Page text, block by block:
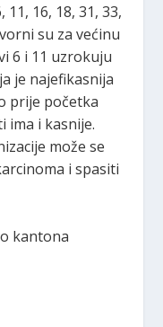
11, 16, 18, 31, 33,
su za većinu
6 i 11 uzrokuju
je najefikasnija
prije početka
ima i kasnije.
može se
i spasiti
kantona